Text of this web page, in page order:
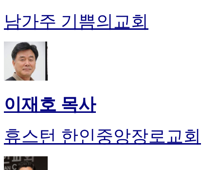
남가주 기쁨의교회
이재호 목사
휴스턴 한인중앙장로교회